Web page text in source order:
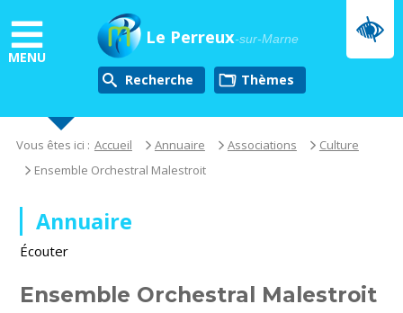
au
contenu
principal
MENU
Le Perreux-sur-Marne
Recherche thèmes
Vous êtes ici : Accueil Annuaire Associations
Culture
Ensemble Orchestral Malestroit
Annuaire
Écouter
Ensemble Orchestral Malestroit